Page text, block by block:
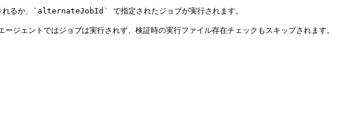
るか、`alternateJobId` で指定されたジョブが実行されます。
トではジョブは実行されず、検証時の実行ファイル存在チェックもスキップされます。